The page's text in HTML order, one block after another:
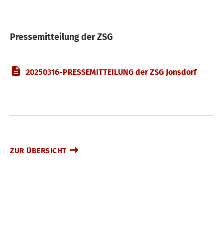
Pressemitteilung der ZSG
20250316-PRESSEMITTEILUNG der ZSG Jonsdorf
ZUR ÜBERSICHT